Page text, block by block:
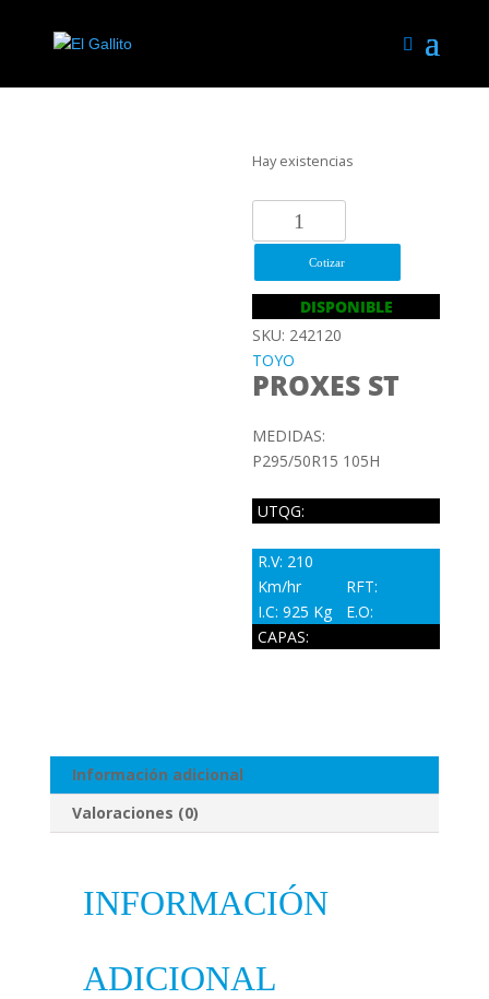
Hay existencias
P295/50R15
105H
PROXES
cantidad
Cotizar
DISPONIBLE
SKU: 242120
TOYO
PROXES ST
MEDIDAS:
P295/50R15 105H
UTQG:
R.V: 210
Km/hr
RFT:
I.C: 925 Kg
E.O:
CAPAS:
Información adicional
Valoraciones (0)
INFORMACIÓN
ADICIONAL